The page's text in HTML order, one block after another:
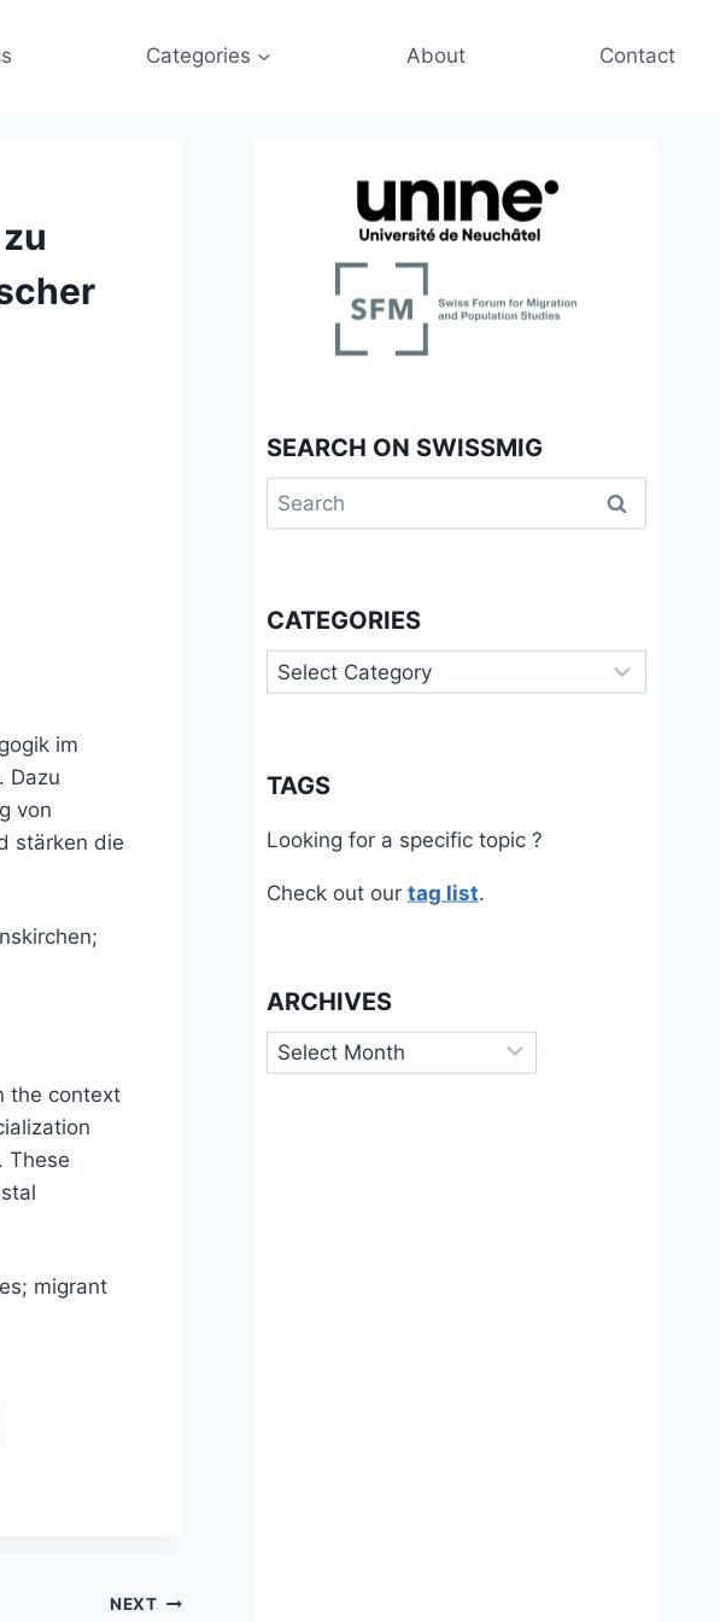
Categories About Contact
im
Dazu
von
stärken die
the context
These
migrant
NEXT
SEARCH ON SWISSMIG
Search
for:
CATEGORIES
Categories
TAGS
Looking for a specific topic ?
Check out our tag list.
ARCHIVES
Archives